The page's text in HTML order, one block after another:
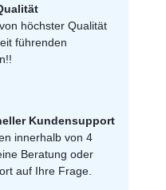
höchster Qualität
führenden
Kundensupport
innerhalb von 4
Beratung oder
auf Ihre Frage.